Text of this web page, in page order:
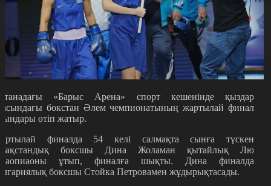
«Барыс Арена» спорт кешенінде қыздар
бокстан Әлем чемпионатының жартылай финал
өтіп жатыр.
финалда 54 келі салмақта сынға түскен
боксшы Дина Жоламан қытайлық Лю
ұтып, финалға шықты. Дина финалда
боксшы Стойка Петровамен жұдырықтасады.